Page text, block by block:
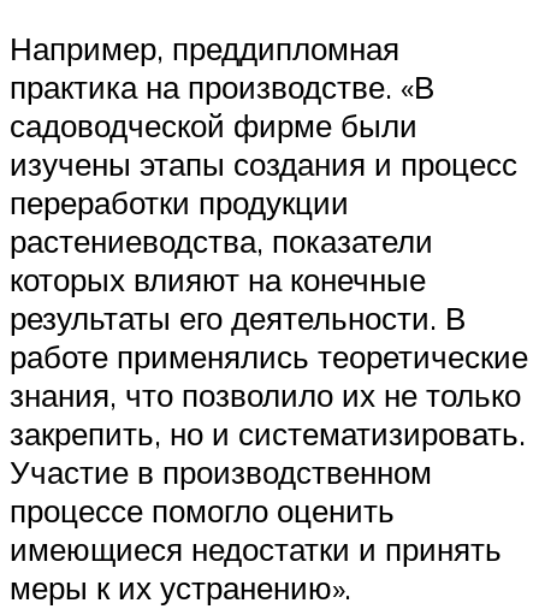
Например, преддипломная
практика на производстве. «В
садоводческой фирме были
изучены этапы создания и процесс
переработки продукции
растениеводства, показатели
которых влияют на конечные
результаты его деятельности. В
работе применялись теоретические
знания, что позволило их не только
закрепить, но и систематизировать.
Участие в производственном
процессе помогло оценить
имеющиеся недостатки и принять
меры к их устранению».